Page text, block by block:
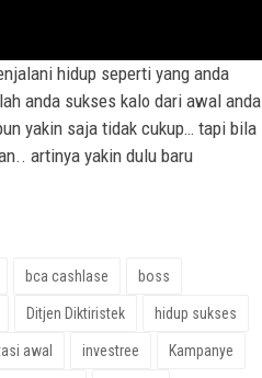
hidup seperti yang anda
anda sukses kalo dari awal anda
yakin saja tidak cukup… tapi bila
artinya yakin dulu baru
bca cashlase boss
Ditjen Diktiristek hidup sukses
awal investree Kampanye